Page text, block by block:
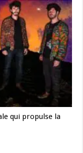
qui propulse la